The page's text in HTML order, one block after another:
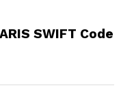
SWIFT Code